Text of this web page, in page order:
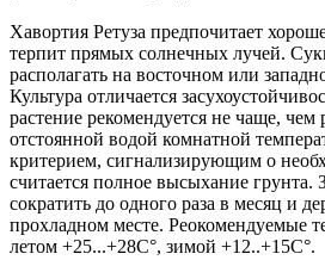
Хавортия Ретуза предпочитает
терпит прямых солнечных лучей.
располагать на восточном или
Культура отличается
растение рекомендуется не чаще,
отстоянной водой комнатной
критерием, сигнализирующим о
считается полное высыхание грунта.
сократить до одного раза в месяц и
прохладном месте. Реокомендуемые
летом +25...+28С°, зимой +12..+15С°.